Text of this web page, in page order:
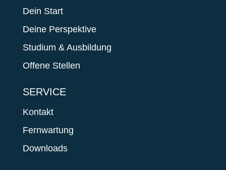
Dein Start
Deine Perspektive
Studium & Ausbildung
Offene Stellen
SERVICE
Kontakt
Fernwartung
Downloads